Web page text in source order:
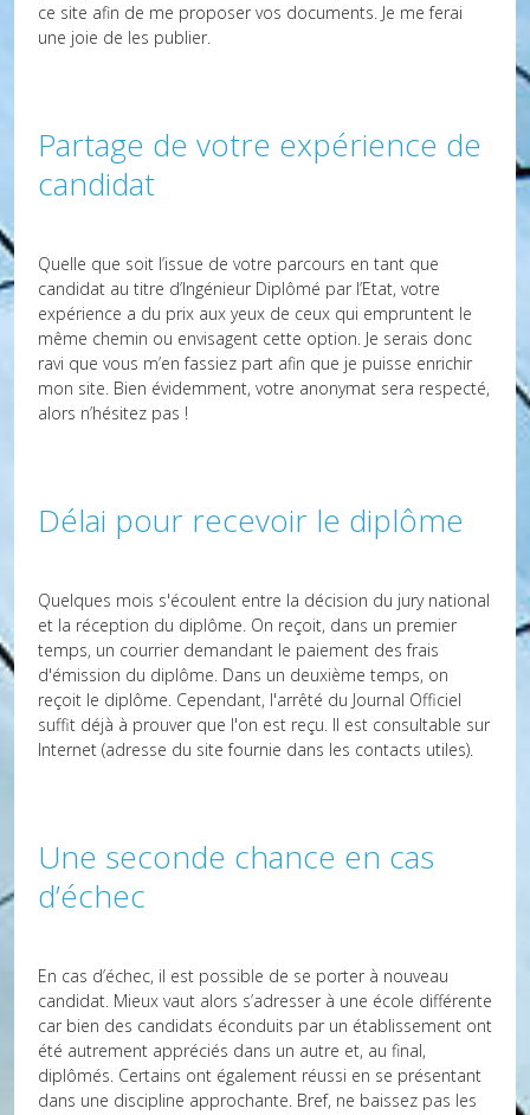
ce site afin de me proposer vos documents. Je me ferai
une joie de les publier.
Partage de votre expérience de
candidat
Quelle que soit l’issue de votre parcours en tant que
candidat au titre d’Ingénieur Diplômé par l’Etat, votre
expérience a du prix aux yeux de ceux qui empruntent le
même chemin ou envisagent cette option. Je serais donc
ravi que vous m’en fassiez part afin que je puisse enrichir
mon site. Bien évidemment, votre anonymat sera respecté,
alors n’hésitez pas !
Délai pour recevoir le diplôme
Quelques mois s'écoulent entre la décision du jury national
et la réception du diplôme. On reçoit, dans un premier
temps, un courrier demandant le paiement des frais
d'émission du diplôme. Dans un deuxième temps, on
reçoit le diplôme. Cependant, l'arrêté du Journal Officiel
suffit déjà à prouver que l'on est reçu. Il est consultable sur
Internet (adresse du site fournie dans les contacts utiles).
Une seconde chance en cas
d’échec
En cas d’échec, il est possible de se porter à nouveau
candidat. Mieux vaut alors s’adresser à une école différente
car bien des candidats éconduits par un établissement ont
été autrement appréciés dans un autre et, au final,
diplômés. Certains ont également réussi en se présentant
dans une discipline approchante. Bref, ne baissez pas les